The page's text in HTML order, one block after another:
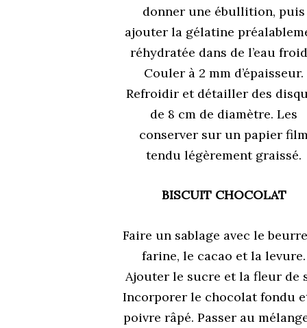
donner une ébullition, puis
ajouter la gélatine
réhydratée dans de l’eau
Couler à 2 mm d’épaisseur.
Refroidir et détailler des
de 8 cm de diamètre. Les
conserver sur un papier
tendu légèrement graissé.
BISCUIT CHOCOLAT
Faire un sablage avec le
farine, le cacao et la levure.
Ajouter le sucre et la fleur de
Incorporer le chocolat fondu
poivre râpé. Passer au